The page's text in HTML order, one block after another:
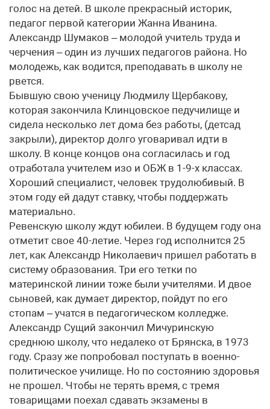
голос на детей. В школе прекрасный историк,
педагог первой категории Жанна Иванина.
Александр Шумаков – молодой учитель труда и
черчения – один из лучших педагогов района. Но
молодежь, как водится, преподавать в школу не
рвется.
Бывшую свою ученицу Людмилу Щербакову,
которая закончила Клинцовское педучилище и
сидела несколько лет дома без работы, (детсад
закрыли), директор долго уговаривал идти в
школу. В конце концов она согласилась и год
отработала учителем изо и ОБЖ в 1-9-х классах.
Хороший специалист, человек трудолюбивый. В
этом году ей дадут ставку, чтобы поддержать
материально.
Ревенскую школу ждут юбилеи. В будущем году она
отметит свое 40-летие. Через год исполнится 25
лет, как Александр Николаевич пришел работать в
систему образования. Три его тетки по
материнской линии тоже были учителями. И двое
сыновей, как думает директор, пойдут по его
стопам – учатся в педагогическом колледже.
Александр Сущий закончил Мичуринскую
среднюю школу, что недалеко от Брянска, в 1973
году. Сразу же попробовал поступать в военно-
политическое училище. Но по состоянию здоровья
не прошел. Чтобы не терять время, с тремя
товарищами поехал сдавать экзамены в